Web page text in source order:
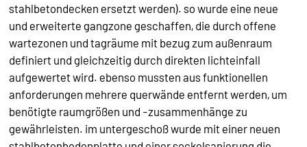
stahlbetondecken ersetzt werden). so wurde eine neue
und erweiterte gangzone geschaffen, die durch offene
wartezonen und tagräume mit bezug zum außenraum
definiert und gleichzeitig durch direkten lichteinfall
aufgewertet wird. ebenso mussten aus funktionellen
anforderungen mehrere querwände entfernt werden, um
benötigte raumgrößen und -zusammenhänge zu
gewährleisten. im untergeschoß wurde mit einer neuen